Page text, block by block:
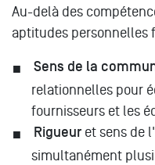
Au-delà des
aptitudes personnelles
Sens de la
relationnelles pour
fournisseurs et les
Rigueur et sens de
simultanément